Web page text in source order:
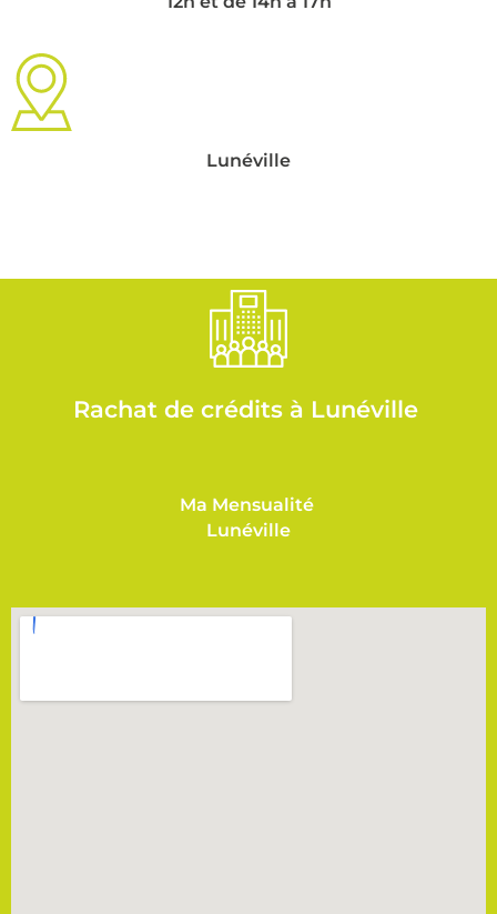
Lunéville
Rachat de crédits à Lunéville
Ma Mensualité
Lunéville